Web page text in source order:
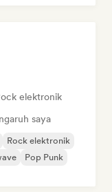
elektronik
saya
Rock elektronik
Pop Punk